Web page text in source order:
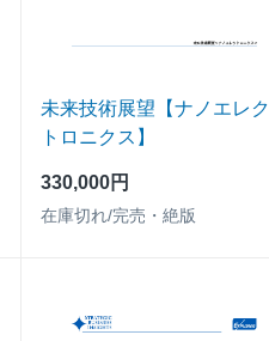
未来技術展望【ナノエレク
トロニクス】
330,000円
在庫切れ/完売・絶版